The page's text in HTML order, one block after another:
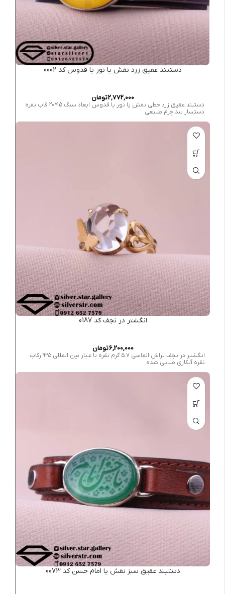
دستبند عقیق زرد نقش یا نور یا قدوس کد 0002
2,772,000تومان
دستبند عقیق زرد خطی نقش یا نور یا قدوس ابعاد سنگ 15*20 قاب نقره
دستساز بند چرم طبیعی
انگشتر در نجف کد 0187
6,200,000تومان
انگشتر در نجف تراش الماسی ۵.۷ گرم نقره با عیار بین المللی ۹۲۵ رکاب
نقره آبکاری طلایی شده
دستبند عقیق سبز نقش یا امام حسن کد 0073